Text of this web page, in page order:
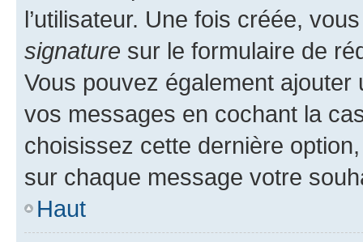
l’utilisateur. Une fois créée,
signature sur le formulaire de
Vous pouvez également
vos messages en cochant la
choisissez cette dernière
sur chaque message votre
Haut